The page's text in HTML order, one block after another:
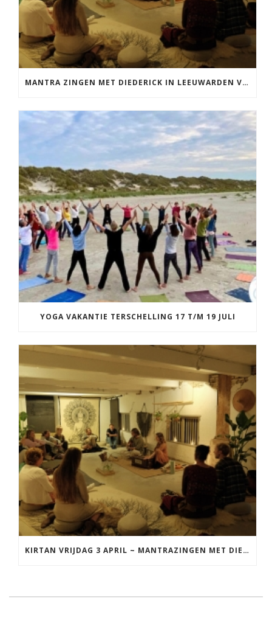
MANTRA ZINGEN MET DIEDERICK IN LEEUWARDEN VRIJDAG 12 JUNI KIRTAN
YOGA VAKANTIE TERSCHELLING 17 T/M 19 JULI
KIRTAN VRIJDAG 3 APRIL ~ MANTRAZINGEN MET DIEDERICK IN LEEUWARDEN